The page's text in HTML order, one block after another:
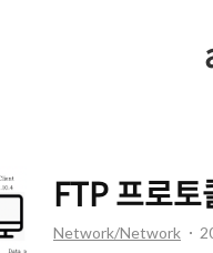
FTP 프로
Network/Network